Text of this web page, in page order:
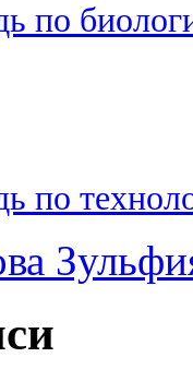
по
по